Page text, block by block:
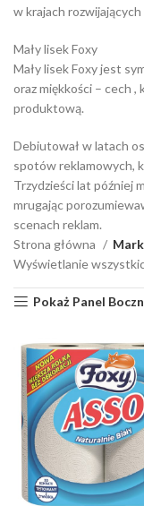
w krajach rozwijających
Mały lisek Foxy
Mały lisek Foxy jest
oraz miękkości – cech ,
produktową.
Debiutował w latach
spotów reklamowych,
Trzydzieści lat później
mrugając
scenach reklam.
Strona główna
Wyświetlanie
Pokaż Panel